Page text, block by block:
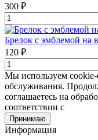
300 ₽
Брелок с эмблемой на
120 ₽
Мы используем cookie-
обслуживания.
соглашаетесь на
соответствии с
Принимаю
Информация